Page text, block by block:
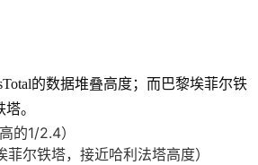
的数据堆叠高度；而巴黎埃菲尔铁
。
的1/2.4）
尔铁塔，接近哈利法塔高度）